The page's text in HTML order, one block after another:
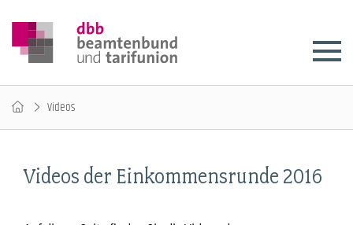
Videos
Videos der Einkommensrunde 2016